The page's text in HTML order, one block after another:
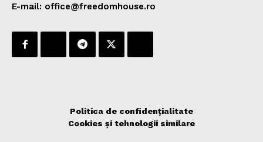
E-mail: office@freedomhouse.ro
Politica de confidențialitate
Cookies și tehnologii similare